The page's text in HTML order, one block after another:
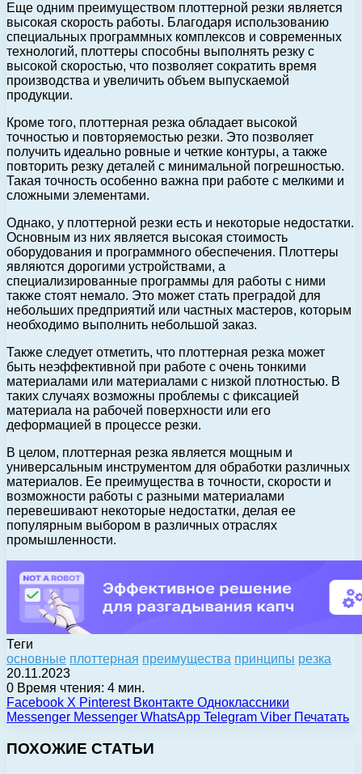
Еще одним преимуществом плоттерной резки является
высокая скорость работы. Благодаря использованию
специальных программных комплексов и современных
технологий, плоттеры способны выполнять резку с
высокой скоростью, что позволяет сократить время
производства и увеличить объем выпускаемой
продукции.
Кроме того, плоттерная резка обладает высокой
точностью и повторяемостью резки. Это позволяет
получить идеально ровные и четкие контуры, а также
повторить резку деталей с минимальной погрешностью.
Такая точность особенно важна при работе с мелкими и
сложными элементами.
Однако, у плоттерной резки есть и некоторые недостатки.
Основным из них является высокая стоимость
оборудования и программного обеспечения. Плоттеры
являются дорогими устройствами, а
специализированные программы для работы с ними
также стоят немало. Это может стать преградой для
небольших предприятий или частных мастеров, которым
необходимо выполнить небольшой заказ.
Также следует отметить, что плоттерная резка может
быть неэффективной при работе с очень тонкими
материалами или материалами с низкой плотностью. В
таких случаях возможны проблемы с фиксацией
материала на рабочей поверхности или его
деформацией в процессе резки.
В целом, плоттерная резка является мощным и
универсальным инструментом для обработки различных
материалов. Ее преимущества в точности, скорости и
возможности работы с разными материалами
перевешивают некоторые недостатки, делая ее
популярным выбором в различных отраслях
промышленности.
Теги
основные плоттерная преимущества принципы резка
20.11.2023
0 Время чтения: 4 мин.
Facebook X Pinterest Вконтакте Одноклассники
Messenger Messenger WhatsApp Telegram Viber Печатать
ПОХОЖИЕ СТАТЬИ